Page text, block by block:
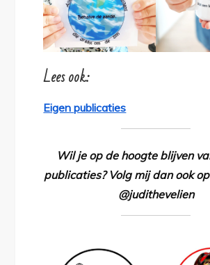
Lees ook:
Eigen publicaties
Wil je op de hoogte blijven
publicaties? Volg mij dan ook
@judithevelien